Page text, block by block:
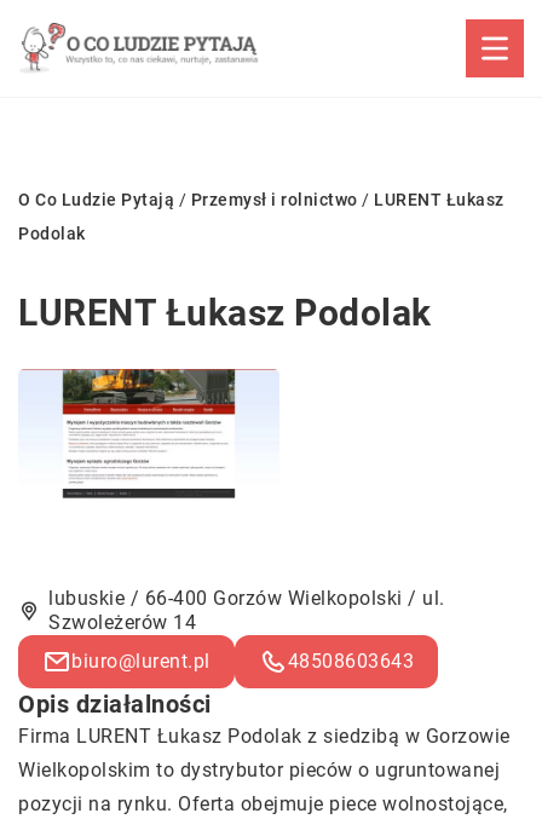
O Co Ludzie Pytają / Przemysł i rolnictwo / LURENT Łukasz
Podolak
LURENT Łukasz Podolak
lubuskie / 66-400 Gorzów Wielkopolski / ul.
Szwoleżerów 14
biuro@lurent.pl
48508603643
Opis działalności
Firma LURENT Łukasz Podolak z siedzibą w Gorzowie
Wielkopolskim to dystrybutor pieców o ugruntowanej
pozycji na rynku. Oferta obejmuje piece wolnostojące,